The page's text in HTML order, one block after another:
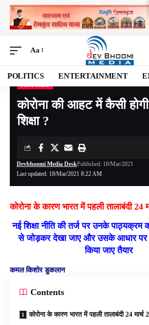
Aa
POLITICS ENTERTAINMENT
Devbhoomi Media> Blog>EXCLUSIVE>FEATURED
कोरोना की आहट में कैसी
शिक्षा ?
Last updated: 18/Mar/2021 8:22 AM
Devbhoomi Media DeskPublished: 18/Mar/2021
कोरोना के कारण भारत में पहली तालाबंदी 24
नई शिक्षा नीति की तर्ज पर उनके पाठ्यक्रम
से जोड़कर देखा जाए और उसके आधार पर
किया जाए तैयार
कमल किशोर डुकलान
Contents
कोरोना के कारण भारत में पहली तालाबंदी 24 मार्च